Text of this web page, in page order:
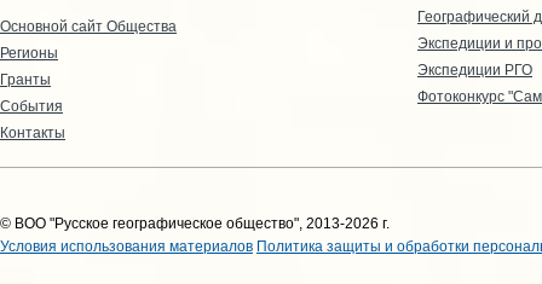
Основной сайт Общества
Регионы
Гранты
События
Контакты
Географический
Экспедиции и
Экспедиции РГО
Фотоконкурс
© ВОО "Русское географическое общество", 2013-2026 г.
Условия использования материалов Политика защиты и обработки